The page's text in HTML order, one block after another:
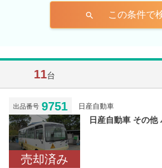
search この条件で
11台
出品番号 9751 日産自動車
売却済み
日産自動車 その